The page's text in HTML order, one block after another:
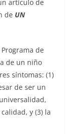
artículo de
de UN
de
de un niño
síntomas: (1)
de ser un
y (3) la